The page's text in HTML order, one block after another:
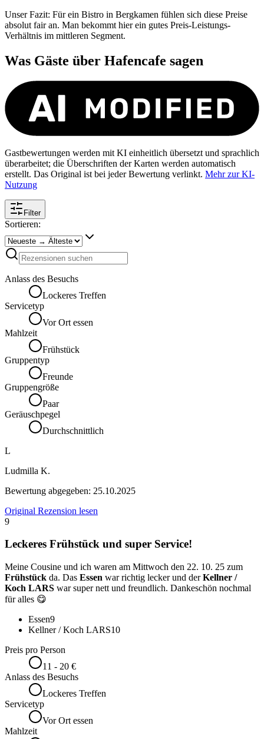
Unser Fazit: Für ein Bistro in Bergkamen fühlen sich diese Preise
absolut fair an. Man bekommt hier ein gutes Preis-Leistungs-
Verhältnis im mittleren Segment.
Was Gäste über Hafencafe sagen
Gastbewertungen werden mit KI einheitlich übersetzt und sprachlich
überarbeitet; die Überschriften der Karten werden automatisch
erstellt. Das Original ist bei jeder Bewertung verlinkt. Mehr zur KI-
Nutzung
Filter
Sortieren:
Anlass des Besuchs
Lockeres Treffen
Servicetyp
Vor Ort essen
Mahlzeit
Frühstück
Gruppentyp
Freunde
Gruppengröße
Paar
Geräuschpegel
Durchschnittlich
L
Ludmilla K.
Bewertung abgegeben: 25.10.2025
Original Rezension lesen
9
Leckeres Frühstück und super Service!
Meine Cousine und ich waren am Mittwoch den 22. 10. 25 zum
Frühstück da. Das Essen war richtig lecker und derKellner /
Koch LARS war super nett und freundlich. Dankeschön nochmal
für alles 😋
Essen9
Kellner / Koch LARS10
Preis pro Person
11 - 20 €
Anlass des Besuchs
Lockeres Treffen
Servicetyp
Vor Ort essen
Mahlzeit